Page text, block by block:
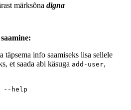
märksõna digna
täpsema info saamiseks lisa sellele
et saada abi käsuga add-user,